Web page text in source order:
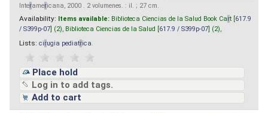
Interamericana, 2000 . 2 volumenes. : il. ; 27 cm.
Availability: Items available: Biblioteca Ciencias de la Salud Book Cart [ 617.9
/ S399p-07 ] (2), Biblioteca Ciencias de la Salud [ 617.9 / S399p-07 ] (2),
Lists: cirugia pediatrica
Place hold
Log in to add tags.
Add to cart